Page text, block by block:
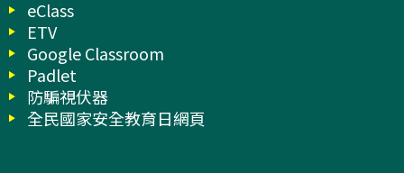
eClass
ETV
Google Classroom
Padlet
防騙視伏器
全民國家安全教育日網頁